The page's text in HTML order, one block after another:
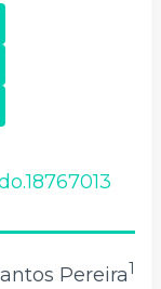
Pereira1